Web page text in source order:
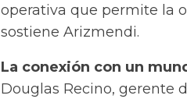
operativa que permite la
sostiene Arizmendi.
La conexión con un
Douglas Recino, gerente